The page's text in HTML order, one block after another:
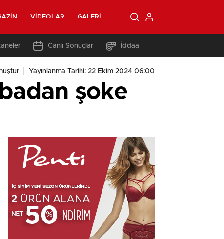
VIDEOLAR GALERI
Canlı Sonuçlar İddaa
Yayınlanma Tarihi: 22 Ekim 2024 06:00
şoke